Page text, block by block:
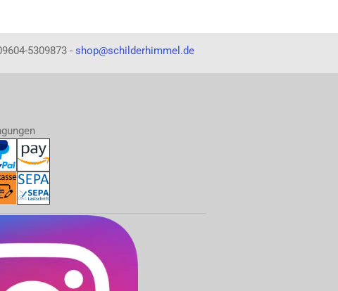
5309873 - shop@schilderhimmel.de